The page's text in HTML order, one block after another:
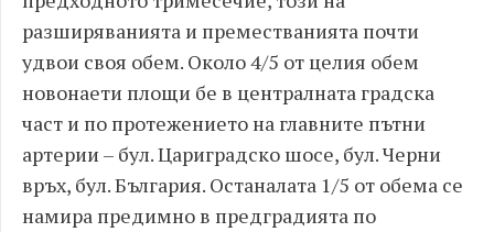
разширяванията и преместванията почти
удвои своя обем. Около 4/5 от целия обем
новонаети площи бе в централната градска
част и по протежението на главните пътни
артерии – бул. Цариградско шосе, бул. Черни
връх, бул. България. Останалaта 1/5 от обема се
намира предимно в предградията по